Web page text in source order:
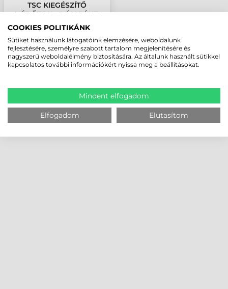
TSC KIEGÉSZÍTŐ
VÉDŐTOK + VÁLLPÁNT,
RE310
COOKIES POLITIKÁNK
Sütiket használunk látogatóink elemzésére, weboldalunk
fejlesztésére, személyre szabott tartalom megjelenítésére és
nagyszerű weboldalélmény biztosítására. Az általunk használt sütikkel
kapcsolatos további információkért nyissa meg a beállításokat.
Mindent elfogadom
Elfogadom Elutasítom